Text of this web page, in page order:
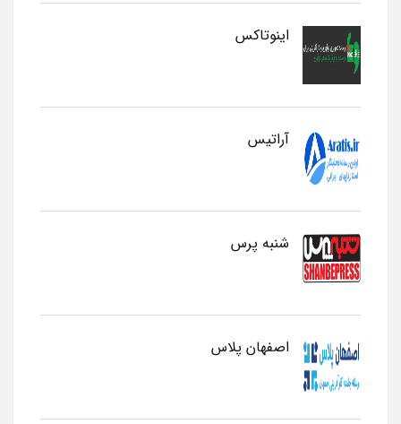
اینوتاکس
آراتیس
شنبه پرس
اصفهان پلاس